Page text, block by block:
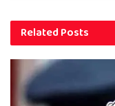
RelatedPosts